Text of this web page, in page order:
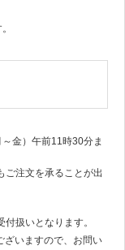
金）午前11時30分ま
ご注文を承ることが出
扱いとなります。
いますので、お問い